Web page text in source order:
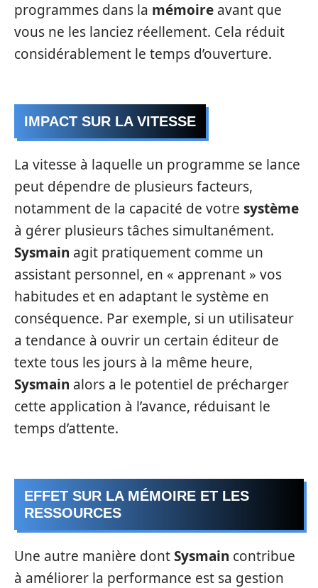
programmes dans la mémoire avant que
vous ne les lanciez réellement. Cela réduit
considérablement le temps d’ouverture.
IMPACT SUR LA VITESSE
La vitesse à laquelle un programme se lance
peut dépendre de plusieurs facteurs,
notamment de la capacité de votre système
à gérer plusieurs tâches simultanément.
Sysmain agit pratiquement comme un
assistant personnel, en « apprenant » vos
habitudes et en adaptant le système en
conséquence. Par exemple, si un utilisateur
a tendance à ouvrir un certain éditeur de
texte tous les jours à la même heure,
Sysmain alors a le potentiel de précharger
cette application à l’avance, réduisant le
temps d’attente.
EFFET SUR LA MÉMOIRE ET LES
RESSOURCES
Une autre manière dontSysmain contribue
à améliorer la performance est sa gestion